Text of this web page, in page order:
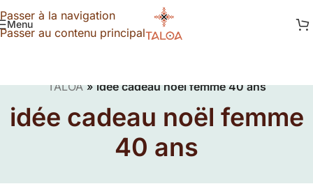
Passer à la navigation
Passer au contenu principal
Menu
TALOA»idée cadeau noël femme 40 ans
idée cadeau noël femme
40 ans